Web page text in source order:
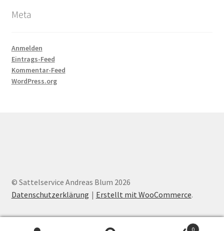
Meta
Anmelden
Eintrags-Feed
Kommentar-Feed
WordPress.org
© Sattelservice Andreas Blum 2026
Datenschutzerklärung
Erstellt mit WooCommerce.
0